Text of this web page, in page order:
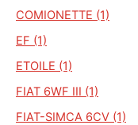
COMIONETTE (1)
EF (1)
ETOILE (1)
FIAT 6WF III (1)
FIAT-SIMCA 6CV (1)